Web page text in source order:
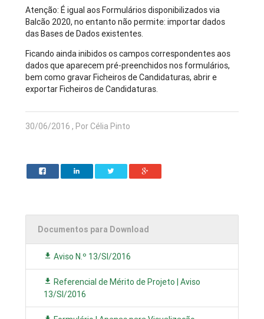
Atenção: É igual aos Formulários disponibilizados via
Balcão 2020, no entanto não permite: importar dados
das Bases de Dados existentes.
Ficando ainda inibidos os campos correspondentes aos
dados que aparecem pré-preenchidos nos formulários,
bem como gravar Ficheiros de Candidaturas, abrir e
exportar Ficheiros de Candidaturas.
30/06/2016 , Por Célia Pinto
Documentos para Download
Aviso N.º 13/SI/2016
Referencial de Mérito de Projeto | Aviso
13/SI/2016